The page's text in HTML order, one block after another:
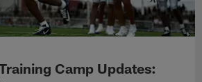
Camp Updates: